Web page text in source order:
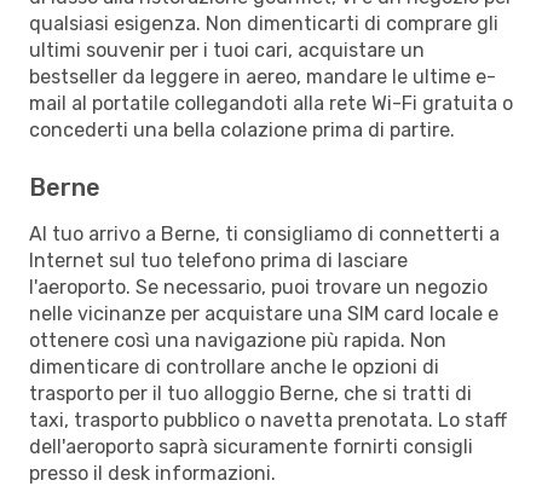
qualsiasi esigenza. Non dimenticarti di comprare gli
ultimi souvenir per i tuoi cari, acquistare un
bestseller da leggere in aereo, mandare le ultime e-
mail al portatile collegandoti alla rete Wi-Fi gratuita o
concederti una bella colazione prima di partire.
Berne
Al tuo arrivo a Berne, ti consigliamo di connetterti a
Internet sul tuo telefono prima di lasciare
l'aeroporto. Se necessario, puoi trovare un negozio
nelle vicinanze per acquistare una SIM card locale e
ottenere così una navigazione più rapida. Non
dimenticare di controllare anche le opzioni di
trasporto per il tuo alloggio Berne, che si tratti di
taxi, trasporto pubblico o navetta prenotata. Lo staff
dell'aeroporto saprà sicuramente fornirti consigli
presso il desk informazioni.